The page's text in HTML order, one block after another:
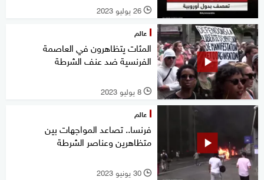
l 26 يوليو 2023
عالم
المئات يتظاهرون في العاصمة
الفرنسية ضد عنف الشرطة
l 8 يوليو 2023
عالم
فرنسا.. تصاعد المواجهات بين
متظاهرين وعناصر الشرطة
l 30 يونيو 2023